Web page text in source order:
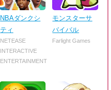
NBAダンクシ
ティ
NETEASE
INTERACTIVE
ENTERTAINMENT
モンスターサ
バイバル
Farlight Games